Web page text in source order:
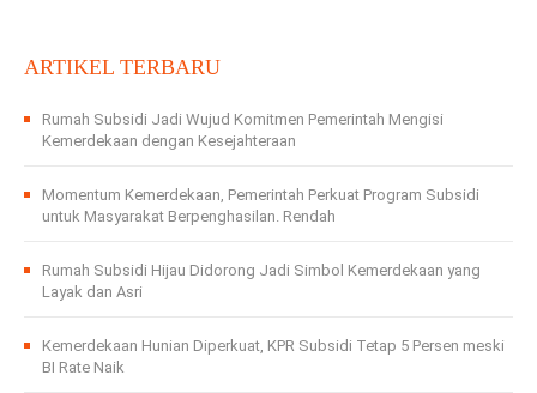
ARTIKEL TERBARU
Rumah Subsidi Jadi Wujud Komitmen Pemerintah Mengisi
Kemerdekaan dengan Kesejahteraan
Momentum Kemerdekaan, Pemerintah Perkuat Program Subsidi
untuk Masyarakat Berpenghasilan. Rendah
Rumah Subsidi Hijau Didorong Jadi Simbol Kemerdekaan yang
Layak dan Asri
Kemerdekaan Hunian Diperkuat, KPR Subsidi Tetap 5 Persen meski
BI Rate Naik